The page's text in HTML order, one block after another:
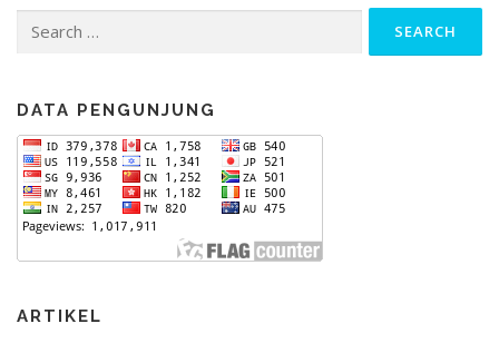
for:
DATA PENGUNJUNG
ARTIKEL